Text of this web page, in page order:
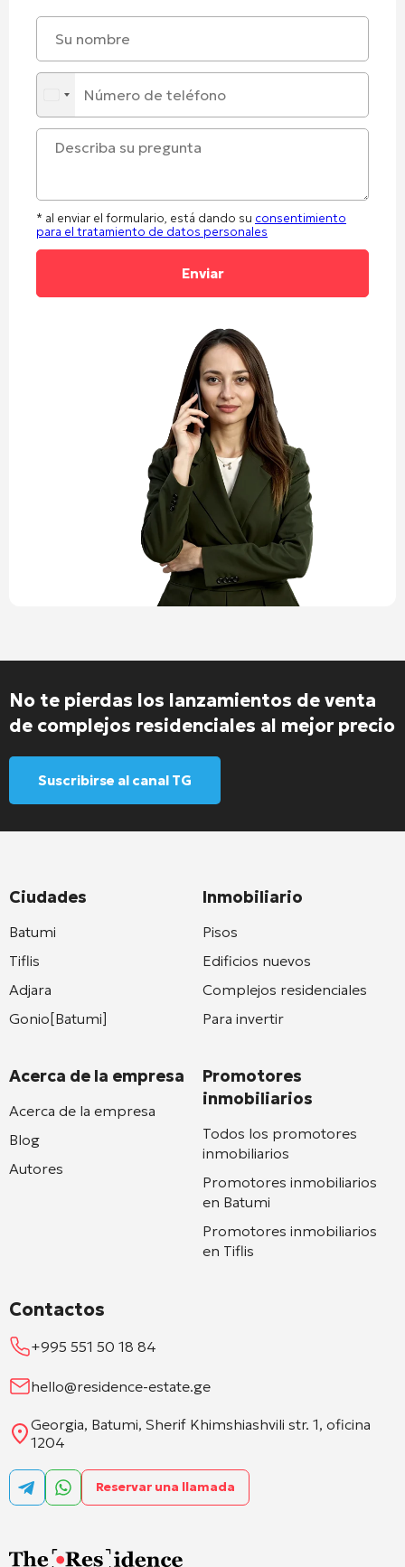
* al enviar el formulario, está dando su consentimiento
para el tratamiento de datos personales
No te pierdas los lanzamientos de venta
de complejos residenciales al mejor precio
Suscribirse al canal TG
Ciudades
Batumi
Tiflis
Adjara
Gonio[Batumi]
Acerca de la empresa
Acerca de la empresa
Blog
Autores
Inmobiliario
Pisos
Edificios nuevos
Complejos residenciales
Para invertir
Promotores
inmobiliarios
Todos los promotores
inmobiliarios
Promotores inmobiliarios
en Batumi
Promotores inmobiliarios
en Tiflis
Contactos
+995 551 50 18 84
hello@residence-estate.ge
Georgia, Batumi, Sherif Khimshiashvili str. 1, oficina
1204
Reservar una llamada